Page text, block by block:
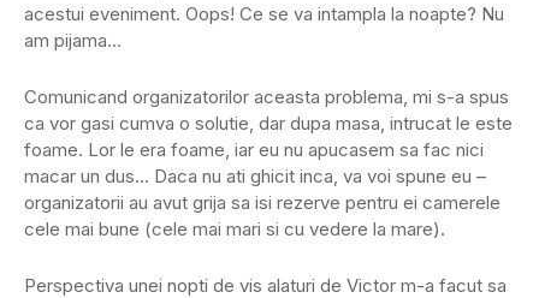
acestui eveniment. Oops! Ce se va intampla la noapte? Nu
am pijama…
Comunicand organizatorilor aceasta problema, mi s-a spus
ca vor gasi cumva o solutie, dar dupa masa, intrucat le este
foame. Lor le era foame, iar eu nu apucasem sa fac nici
macar un dus… Daca nu ati ghicit inca, va voi spune eu –
organizatorii au avut grija sa isi rezerve pentru ei camerele
cele mai bune (cele mai mari si cu vedere la mare).
Perspectiva unei nopti de vis alaturi de Victor m-a facut sa